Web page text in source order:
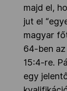
majd el,
jut el
magyar
64-ben
15:4-re.
egy